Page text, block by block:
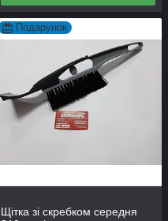
Подарунок
Щітка зі скребком середня